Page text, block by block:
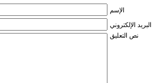
الإسم
البريد الإلكتروني
نص التعليق